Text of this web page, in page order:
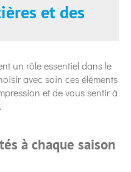
et des
un rôle essentiel dans le
avec soin ces éléments
et de vous sentir à
à chaque saison